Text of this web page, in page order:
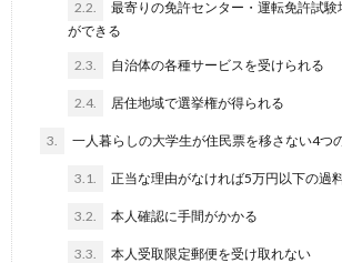
2.2.
最寄りの免許センター・運転免許試
ができる
2.3. 自治体の各種サービスを受けられる
2.4. 居住地域で選挙権が得られる
3. 一人暮らしの大学生が住民票を移さない4つ
3.1. 正当な理由がなければ5万円以下の過
3.2. 本人確認に手間がかかる
3.3. 本人受取限定郵便を受け取れない